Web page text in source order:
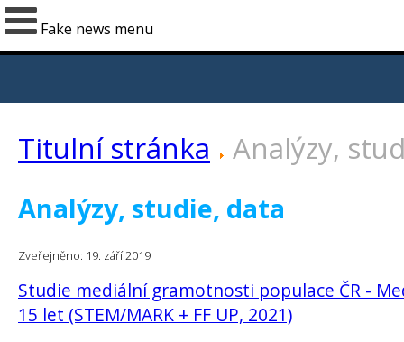
Fake news menu
Titulní stránka Analýzy,
Analýzy, studie, data
Zveřejněno: 19. září 2019
Studie mediální gramotnosti populace ČR -
15 let (STEM/MARK + FF UP, 2021)